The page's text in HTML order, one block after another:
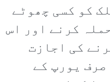
کو کسی چھوٹے
کرنے اور اس
کی اجازت
یورپ کے